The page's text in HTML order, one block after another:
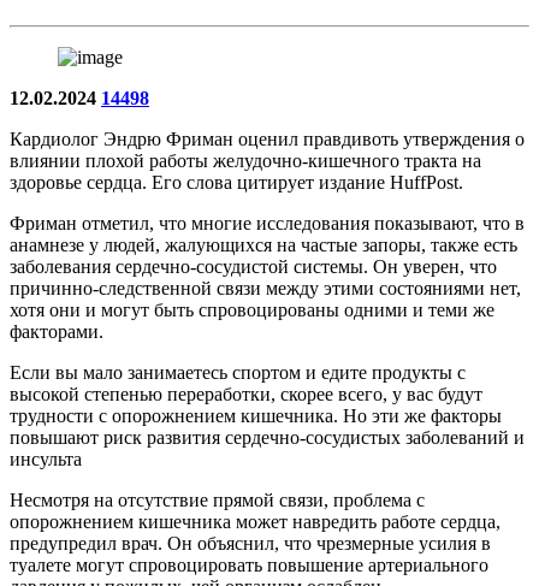
12.02.2024 14498
Кардиолог Эндрю Фриман оценил правдивоть утверждения о
влиянии плохой работы желудочно-кишечного тракта на
здоровье сердца. Его слова цитирует издание HuffPost.
Фриман отметил, что многие исследования показывают, что в
анамнезе у людей, жалующихся на частые запоры, также есть
заболевания сердечно-сосудистой системы. Он уверен, что
причинно-следственной связи между этими состояниями нет,
хотя они и могут быть спровоцированы одними и теми же
факторами.
Если вы мало занимаетесь спортом и едите продукты с
высокой степенью переработки, скорее всего, у вас будут
трудности с опорожнением кишечника. Но эти же факторы
повышают риск развития сердечно-сосудистых заболеваний и
инсульта
Несмотря на отсутствие прямой связи, проблема с
опорожнением кишечника может навредить работе сердца,
предупредил врач. Он объяснил, что чрезмерные усилия в
туалете могут спровоцировать повышение артериального